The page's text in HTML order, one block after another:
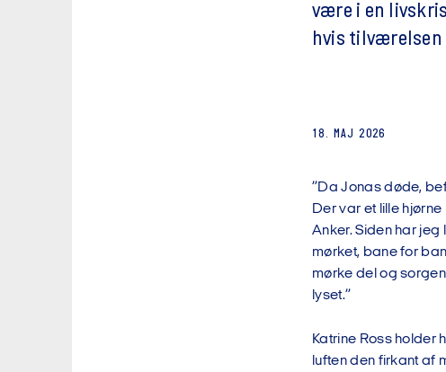
være i en
hvis
18. MAJ 2026
”Da Jonas døde,
Der var et lille
Anker. Siden har
mørket, bane for
mørke del og
lyset.”
Katrine Ross holder
luften den firkant af